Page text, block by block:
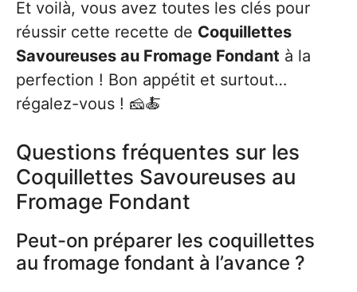
Et voilà, vous avez toutes les clés pour
réussir cette recette de Coquillettes
Savoureuses au Fromage Fondant à la
perfection ! Bon appétit et surtout…
régalez-vous ! 🧀🍝
Questions fréquentes sur les
Coquillettes Savoureuses au
Fromage Fondant
Peut-on préparer les coquillettes
au fromage fondant à l’avance ?